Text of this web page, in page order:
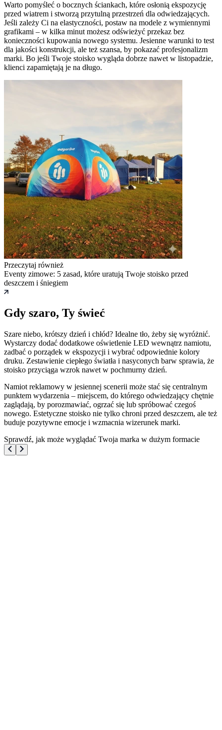
Warto pomyśleć o bocznych ściankach, które osłonią ekspozycję
przed wiatrem i stworzą przytulną przestrzeń dla odwiedzających.
Jeśli zależy Ci na elastyczności, postaw na modele z wymiennymi
grafikami – w kilka minut możesz odświeżyć przekaz bez
konieczności kupowania nowego systemu. Jesienne warunki to test
dla jakości konstrukcji, ale też szansa, by pokazać profesjonalizm
marki. Bo jeśli Twoje stoisko wygląda dobrze nawet w listopadzie,
klienci zapamiętają je na długo.
Przeczytaj również
Eventy zimowe: 5 zasad, które uratują Twoje stoisko przed
deszczem i śniegiem
Gdy szaro, Ty świeć
Szare niebo, krótszy dzień i chłód? Idealne tło, żeby się wyróżnić.
Wystarczy dodać dodatkowe oświetlenie LED wewnątrz namiotu,
zadbać o porządek w ekspozycji i wybrać odpowiednie kolory
druku. Zestawienie ciepłego światła i nasyconych barw sprawia, że
stoisko przyciąga wzrok nawet w pochmurny dzień.
Namiot reklamowy w jesiennej scenerii może stać się centralnym
punktem wydarzenia – miejscem, do którego odwiedzający chętnie
zaglądają, by porozmawiać, ogrzać się lub spróbować czegoś
nowego. Estetyczne stoisko nie tylko chroni przed deszczem, ale też
buduje pozytywne emocje i wzmacnia wizerunek marki.
Sprawdź, jak może wyglądać Twoja marka w dużym formacie